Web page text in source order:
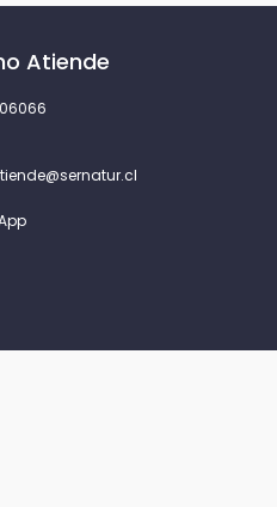
Atiende